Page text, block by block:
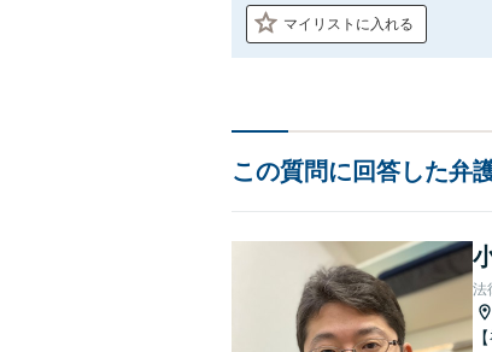
マイリストに入れる
この質問に回答した弁
法